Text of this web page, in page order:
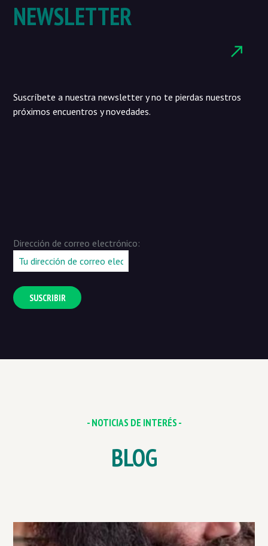
NEWSLETTER
Suscríbete a nuestra newsletter y no te pierdas nuestros
próximos encuentros y novedades.
Dirección de correo electrónico:
- NOTICIAS DE INTERÉS -
BLOG